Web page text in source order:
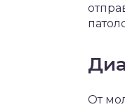
От